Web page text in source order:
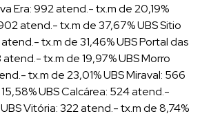
Era: 992 atend.- tx.m de 20,19%
atend.- tx.m de 37,67% UBS Sitio
tx.m de 31,46% UBS Portal das
tx.m de 19,97% UBS Morro
tx.m de 23,01% UBS Miraval: 566
UBS Calcárea: 524 atend.-
Vitória: 322 atend.- tx.m de 8,74%